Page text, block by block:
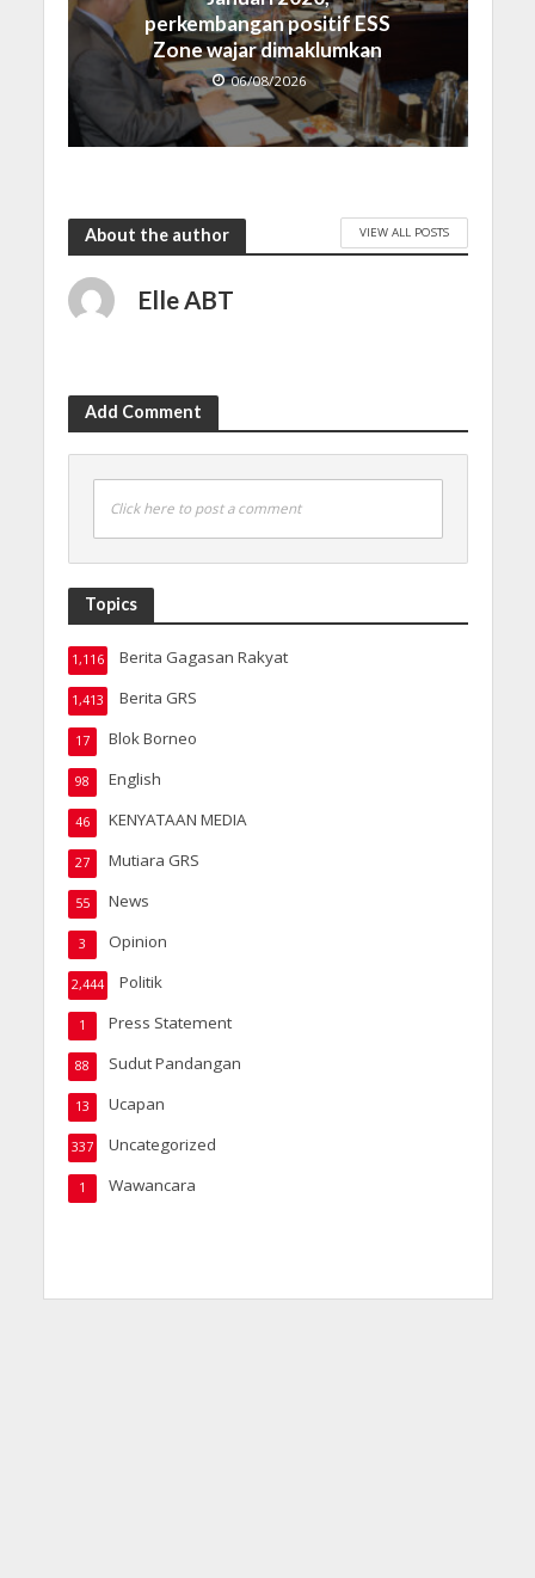
perkembangan positif ESS
Zone wajar dimaklumkan
06/08/2026
About the author VIEW ALL POSTS
Elle ABT
Add Comment
Click here to post a comment
Topics
Berita Gagasan Rakyat
1,116
Berita GRS
1,413
Blok Borneo
17
English
98
KENYATAAN MEDIA
46
Mutiara GRS
27
News
55
Opinion
3
Politik
2,444
Press Statement
1
Sudut Pandangan
88
Ucapan
13
Uncategorized
337
Wawancara
1